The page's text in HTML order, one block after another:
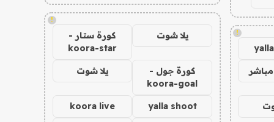
!
!
يلا شوت
كورة ستار -
koora-star
كورة جول -
koora-goal
يلا شوت
yalla shoot
koora live